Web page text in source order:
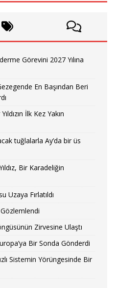
Görevini 2027 Yılına
En Başından Beri
İlk Kez Yakın
tuğlalarla Ay’da bir üs
Bir Karadeliğin
Uzaya Fırlatıldı
Zirvesine Ulaştı
Bir Sonda Gönderdi
Sistemin Yörüngesinde Bir